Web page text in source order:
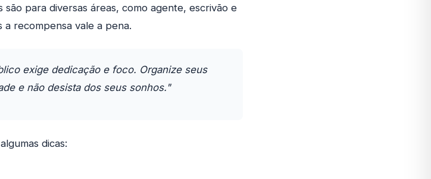
para diversas áreas, como agente, escrivão e
recompensa vale a pena.
exige dedicação e foco. Organize seus
e não desista dos seus sonhos."
dicas: